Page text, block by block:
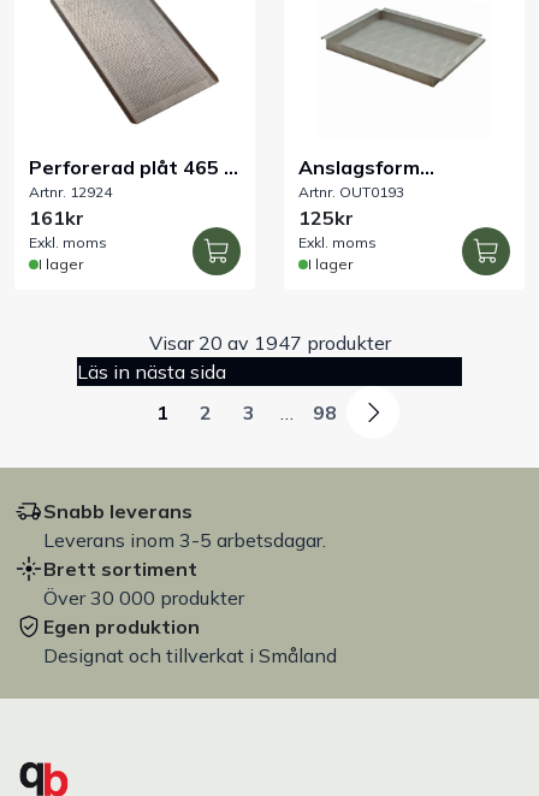
Perforerad plåt 465 x
330 obeh
Artnr. 12924
161kr
Exkl. moms
I lager
Anslagsform
300x400x35 mm
greppkant
Artnr. OUT0193
125kr
Exkl. moms
I lager
Visar 20 av 1947 produkter
Läs in nästa sida
1
2 3 … 98
Snabb leverans
Leverans inom 3-5 arbetsdagar.
Brett sortiment
Över 30 000 produkter
Egen produktion
Designat och tillverkat i Småland